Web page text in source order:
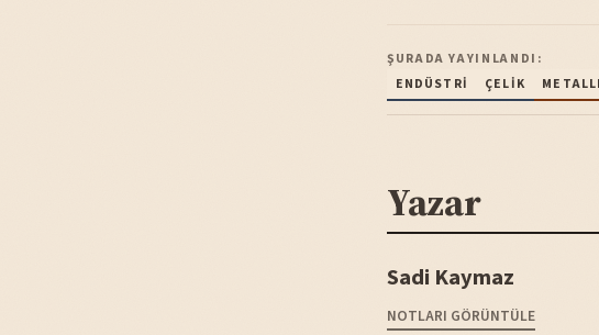
ŞURADA YAYINLANDI:
ENDÜSTRI
ÇELIK
Yazar
Sadi Kaymaz
NOTLARI GÖRÜNTÜLE